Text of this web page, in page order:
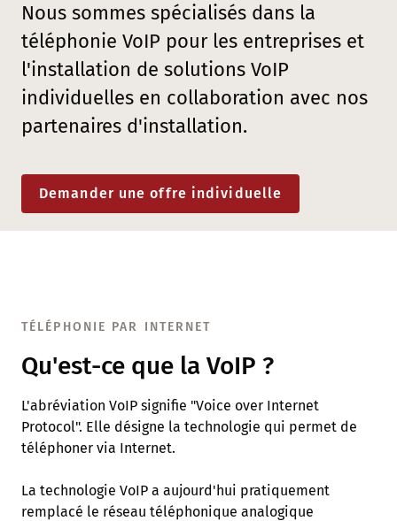
Nous sommes spécialisés dans la
téléphonie VoIP pour les entreprises et
l'installation de solutions VoIP
individuelles en collaboration avec nos
partenaires d'installation.
Demander une offre individuelle
TÉLÉPHONIE PAR INTERNET
Qu'est-ce que la VoIP ?
L'abréviation VoIP signifie "Voice over Internet
Protocol". Elle désigne la technologie qui permet de
téléphoner via Internet.
La technologie VoIP a aujourd'hui pratiquement
remplacé le réseau téléphonique analogique